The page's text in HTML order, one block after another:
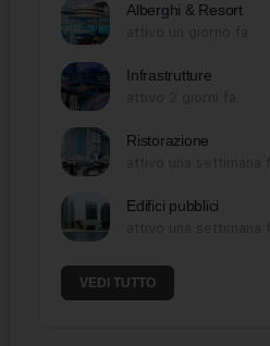
Alberghi & Resort
Infrastrutture
Ristorazione
Edifici pubblici
VEDI TUTTO